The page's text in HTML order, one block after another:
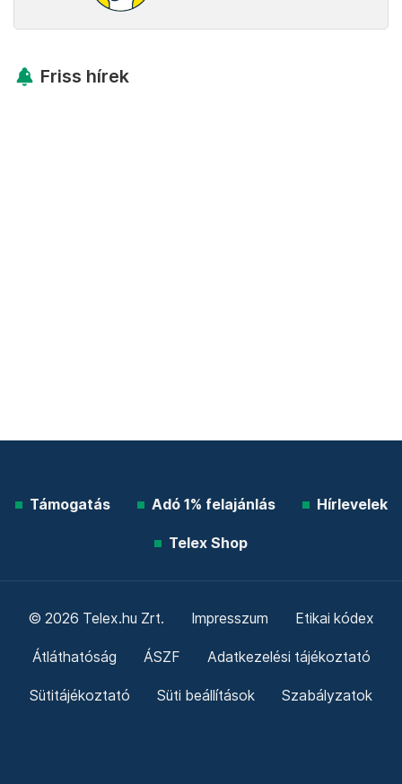
Friss hírek
Támogatás Adó 1% felajánlás Hírlevelek
Telex Shop
© 2026 Telex.hu Zrt. Impresszum Etikai kódex
Átláthatóság ÁSZF Adatkezelési tájékoztató
Sütitájékoztató Süti beállítások Szabályzatok